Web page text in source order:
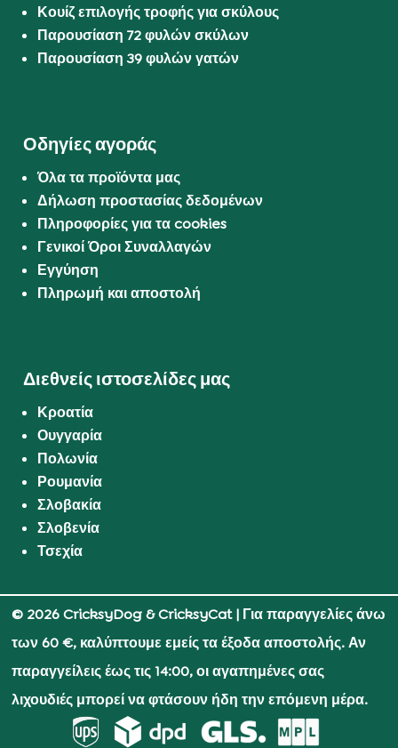
Κουίζ επιλογής τροφής για σκύλους
Παρουσίαση 72 φυλών σκύλων
Παρουσίαση 39 φυλών γατών
Οδηγίες αγοράς
Όλα τα προϊόντα μας
Δήλωση προστασίας δεδομένων
Πληροφορίες για τα cookies
Γενικοί Όροι Συναλλαγών
Εγγύηση
Πληρωμή και αποστολή
Διεθνείς ιστοσελίδες μας
Κροατία
Ουγγαρία
Πολωνία
Ρουμανία
Σλοβακία
Σλοβενία
Τσεχία
© 2026 CricksyDog & CricksyCat| Για παραγγελίες άνω
των 60 €, καλύπτουμε εμείς τα έξοδα αποστολής. Αν
παραγγείλεις έως τις 14:00, οι αγαπημένες σας
λιχουδιές μπορεί να φτάσουν ήδη την επόμενη μέρα.